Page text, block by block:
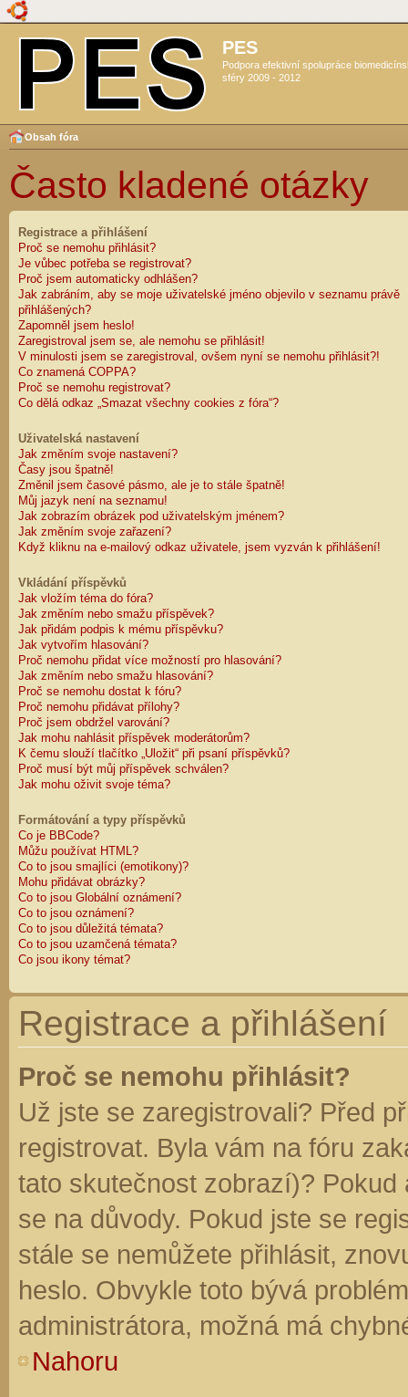
PES
Podpora efektivní spolupráce
sféry 2009 - 2012
Obsah fóra
Často kladené otázky
Registrace a přihlášení
Proč se nemohu přihlásit?
Je vůbec potřeba se registrovat?
Proč jsem automaticky odhlášen?
Jak zabráním, aby se moje uživatelské jméno objevilo v seznamu právě
přihlášených?
Zapomněl jsem heslo!
Zaregistroval jsem se, ale nemohu se přihlásit!
V minulosti jsem se zaregistroval, ovšem nyní se nemohu přihlásit?!
Co znamená COPPA?
Proč se nemohu registrovat?
Co dělá odkaz „Smazat všechny cookies z fóra“?
Uživatelská nastavení
Jak změním svoje nastavení?
Časy jsou špatně!
Změnil jsem časové pásmo, ale je to stále špatně!
Můj jazyk není na seznamu!
Jak zobrazím obrázek pod uživatelským jménem?
Jak změním svoje zařazení?
Když kliknu na e-mailový odkaz uživatele, jsem vyzván k přihlášení!
Vkládání příspěvků
Jak vložím téma do fóra?
Jak změním nebo smažu příspěvek?
Jak přidám podpis k mému příspěvku?
Jak vytvořím hlasování?
Proč nemohu přidat více možností pro hlasování?
Jak změním nebo smažu hlasování?
Proč se nemohu dostat k fóru?
Proč nemohu přidávat přílohy?
Proč jsem obdržel varování?
Jak mohu nahlásit příspěvek moderátorům?
K čemu slouží tlačítko „Uložit“ při psaní příspěvků?
Proč musí být můj příspěvek schválen?
Jak mohu oživit svoje téma?
Formátování a typy příspěvků
Co je BBCode?
Můžu používat HTML?
Co to jsou smajlíci (emotikony)?
Mohu přidávat obrázky?
Co to jsou Globální oznámení?
Co to jsou oznámení?
Co to jsou důležitá témata?
Co to jsou uzamčená témata?
Co jsou ikony témat?
Registrace a přihlášení
Proč se nemohu přihlásit?
Už jste se zaregistrovali? Před
registrovat. Byla vám na fóru
tato skutečnost zobrazí)?
se na důvody. Pokud jste se
stále se nemůžete přihlásit,
heslo. Obvykle toto bývá
administrátora, možná má
Nahoru